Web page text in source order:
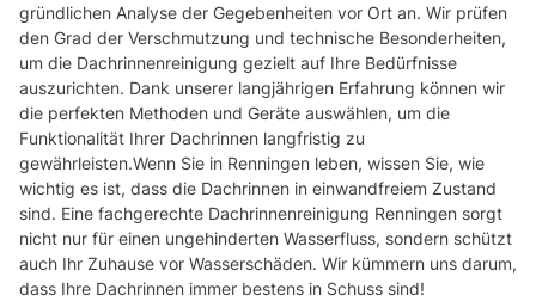
gründlichen Analyse der Gegebenheiten vor Ort an. Wir prüfen
den Grad der Verschmutzung und technische Besonderheiten,
um die Dachrinnenreinigung gezielt auf Ihre Bedürfnisse
auszurichten. Dank unserer langjährigen Erfahrung können wir
die perfekten Methoden und Geräte auswählen, um die
Funktionalität Ihrer Dachrinnen langfristig zu
gewährleisten.Wenn Sie in Renningen leben, wissen Sie, wie
wichtig es ist, dass die Dachrinnen in einwandfreiem Zustand
sind. Eine fachgerechte Dachrinnenreinigung Renningen sorgt
nicht nur für einen ungehinderten Wasserfluss, sondern schützt
auch Ihr Zuhause vor Wasserschäden. Wir kümmern uns darum,
dass Ihre Dachrinnen immer bestens in Schuss sind!